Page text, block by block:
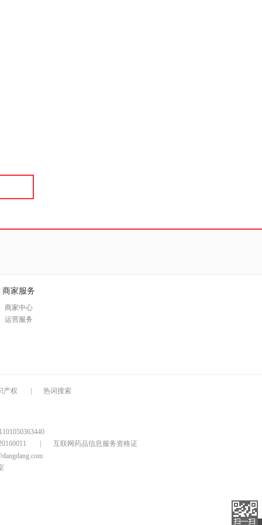
商家服务
商家中心
运营服务
产权 热词搜索
互联网药品信息服务资格证